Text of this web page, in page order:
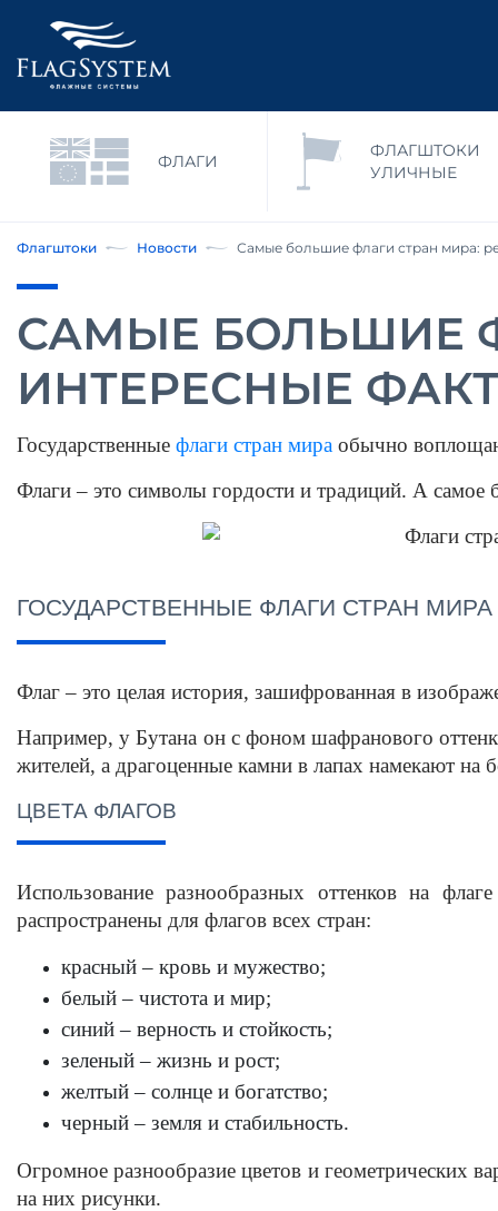
ФЛАГИ
ФЛАГШТОКИ
УЛИЧНЫЕ
Флагштоки Новости Самые большие флаги стран мира:
САМЫЕ БОЛЬШИЕ
ИНТЕРЕСНЫЕ
Государственные флаги стран мира обычно
Флаги – это символы гордости и традиций. А самое
ГОСУДАРСТВЕННЫЕ ФЛАГИ СТРАН МИРА
Флаг – это целая история, зашифрованная в
Например, у Бутана он с фоном шафранового
жителей, а драгоценные камни в лапах намекают на
ЦВЕТА ФЛАГОВ
Использование разнообразных оттенков на
распространены для флагов всех стран:
красный – кровь и мужество;
белый – чистота и мир;
синий – верность и стойкость;
зеленый – жизнь и рост;
желтый – солнце и богатство;
черный – земля и стабильность.
Огромное разнообразие цветов и геометрических
на них рисунки.